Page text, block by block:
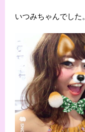
いつみちゃんでした。